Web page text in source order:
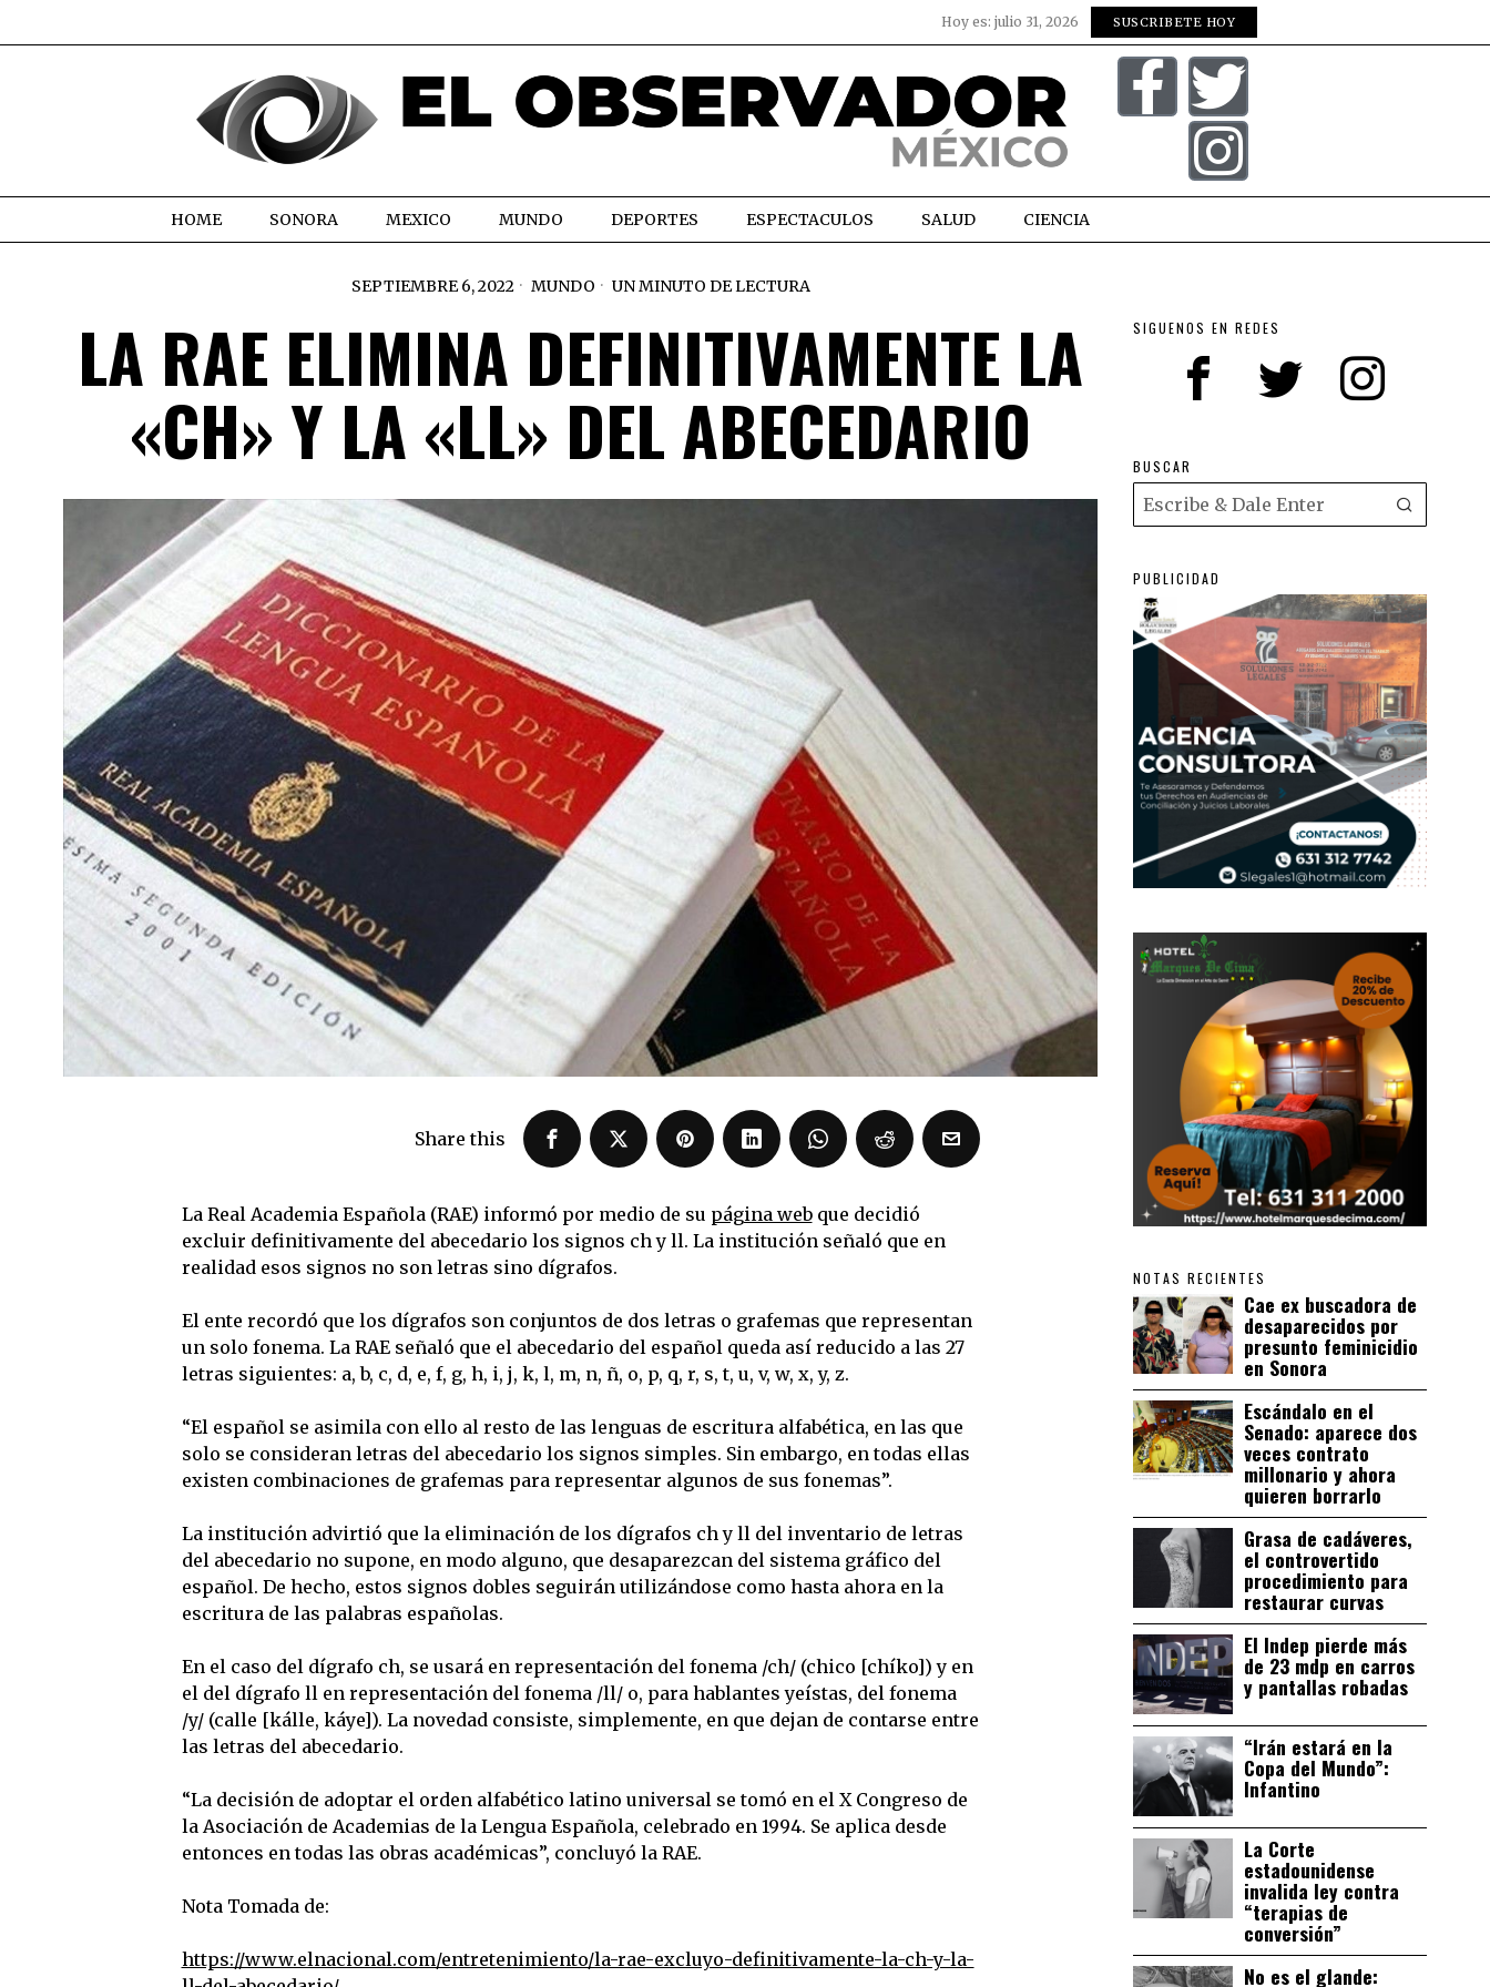
Hoy es: julio 31, 2026 SUSCRIBETE HOY
HOME SONORA MEXICO MUNDO DEPORTES ESPECTACULOS SALUD CIENCIA
SEPTIEMBRE 6, 2022 MUNDO UN MINUTO DE LECTURA
LA RAE ELIMINA DEFINITIVAMENTE LA
«CH» Y LA «LL» DEL ABECEDARIO
Share this
La Real Academia Española (RAE) informó por medio de su página webque decidió
excluir definitivamente del abecedario los signos ch y ll. La institución señaló que en
realidad esos signos no son letras sino dígrafos.
El ente recordó que los dígrafos son conjuntos de dos letras o grafemas que representan
un solo fonema. La RAE señaló que el abecedario del español queda así reducido a las 27
letras siguientes: a, b, c, d, e, f, g, h, i, j, k, l, m, n, ñ, o, p, q, r, s, t, u, v, w, x, y, z.
“El español se asimila con ello al resto de las lenguas de escritura alfabética, en las que
solo se consideran letras del abecedario los signos simples. Sin embargo, en todas ellas
existen combinaciones de grafemas para representar algunos de sus fonemas”.
La institución advirtió que la eliminación de los dígrafos ch y ll del inventario de letras
del abecedario no supone, en modo alguno, que desaparezcan del sistema gráfico del
español. De hecho, estos signos dobles seguirán utilizándose como hasta ahora en la
escritura de las palabras españolas.
En el caso del dígrafo ch, se usará en representación del fonema /ch/ (chico [chíko]) y en
el del dígrafo ll en representación del fonema /ll/ o, para hablantes yeístas, del fonema
/y/ (calle [kálle, káye]). La novedad consiste, simplemente, en que dejan de contarse entre
las letras del abecedario.
“La decisión de adoptar el orden alfabético latino universal se tomó en el X Congreso de
la Asociación de Academias de la Lengua Española, celebrado en 1994. Se aplica desde
entonces en todas las obras académicas”, concluyó la RAE.
Nota Tomada de:
https://www.elnacional.com/entretenimiento/la-rae-excluyo-definitivamente-la-ch-y-la-
SIGUENOS EN REDES
BUSCAR
PUBLICIDAD
NOTAS RECIENTES
Cae ex buscadora de
desaparecidos por
presunto feminicidio
en Sonora
Escándalo en el
Senado: aparece dos
veces contrato
millonario y ahora
quieren borrarlo
Grasa de cadáveres,
el controvertido
procedimiento para
restaurar curvas
El Indep pierde más
de 23 mdp en carros
y pantallas robadas
“Irán estará en la
Copa del Mundo”:
Infantino
La Corte
estadounidense
invalida ley contra
“terapias de
conversión”
No es el glande: